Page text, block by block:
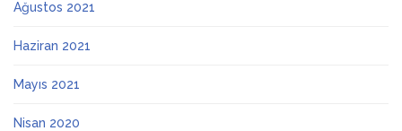
Ağustos 2021
Haziran 2021
Mayıs 2021
Nisan 2020